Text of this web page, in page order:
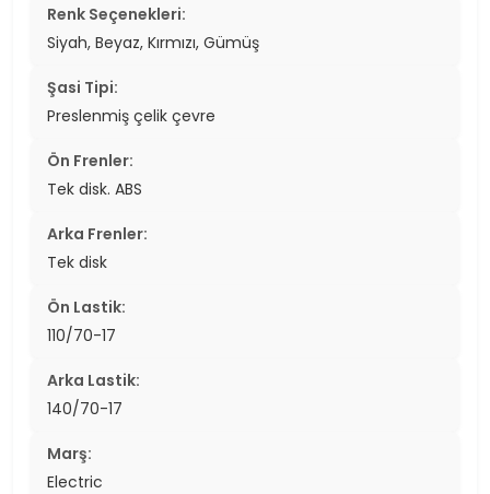
Renk Seçenekleri:
Siyah, Beyaz, Kırmızı, Gümüş
Şasi Tipi:
Preslenmiş çelik çevre
Ön Frenler:
Tek disk. ABS
Arka Frenler:
Tek disk
Ön Lastik:
110/70-17
Arka Lastik:
140/70-17
Marş:
Electric